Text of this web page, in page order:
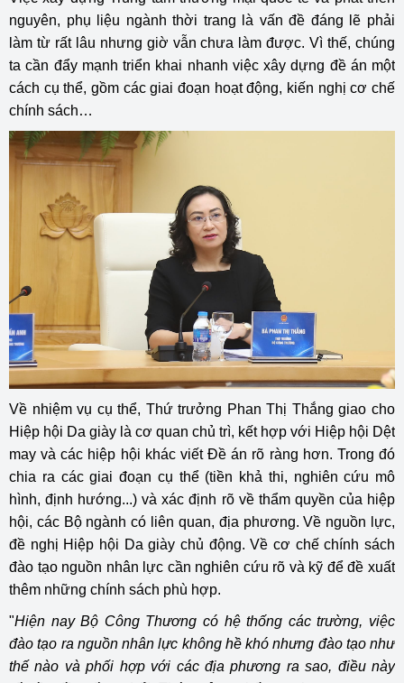
nguyên, phụ liệu ngành thời trang là vấn đề đáng lẽ phải
làm từ rất lâu nhưng giờ vẫn chưa làm được. Vì thế, chúng
ta cần đẩy mạnh triển khai nhanh việc xây dựng đề án một
cách cụ thể, gồm các giai đoạn hoạt động, kiến nghị cơ chế
chính sách…
Về nhiệm vụ cụ thể, Thứ trưởng Phan Thị Thắng giao cho
Hiệp hội Da giày là cơ quan chủ trì, kết hợp với Hiệp hội Dệt
may và các hiệp hội khác viết Đề án rõ ràng hơn. Trong đó
chia ra các giai đoạn cụ thể (tiền khả thi, nghiên cứu mô
hình, định hướng...) và xác định rõ về thẩm quyền của hiệp
hội, các Bộ ngành có liên quan, địa phương.Về nguồn lực,
đề nghị Hiệp hội Da giày chủ động. Về cơ chế chính sách
đào tạo nguồn nhân lực cần nghiên cứu rõ và kỹ để đề xuất
thêm những chính sách phù hợp.
"Hiện nay Bộ Công Thương có hệ thống các trường, việc
đào tạo ra nguồn nhân lực không hề khó nhưng đào tạo như
thế nào và phối hợp với các địa phương ra sao, điều này